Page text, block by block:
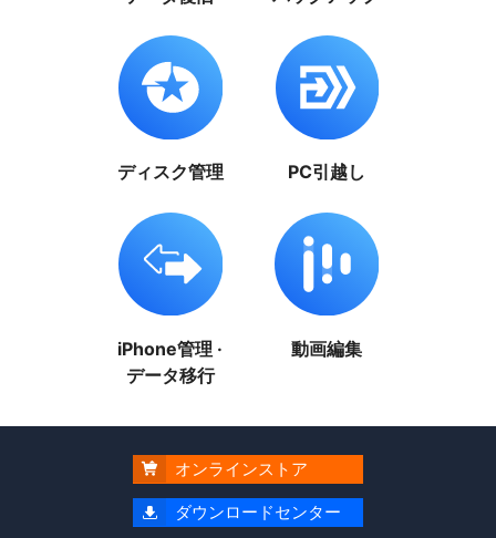
ディスク管理 PC引越し
iPhone管理 ·
データ移行
動画編集
 オンラインストア
 ダウンロードセンター